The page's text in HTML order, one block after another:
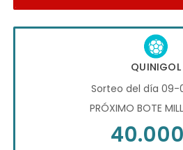
QUINIGOL
Sorteo del día 09-
PRÓXIMO BOTE